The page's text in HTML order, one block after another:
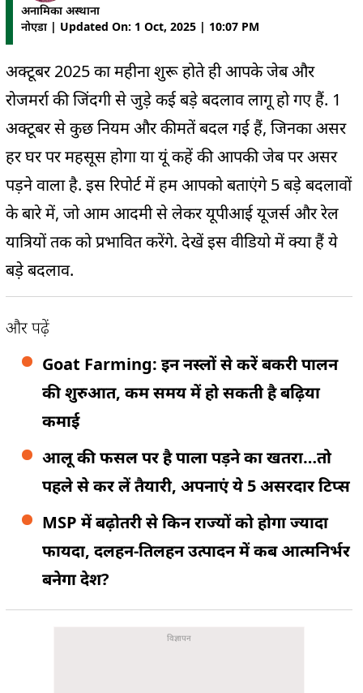
अनामिका अस्थाना
नोएडा | Updated On: 1 Oct, 2025 | 10:07 PM
अक्टूबर 2025 का महीना शुरू होते ही आपके जेब और
रोजमर्रा की जिंदगी से जुड़े कई बड़े बदलाव लागू हो गए हैं. 1
अक्टूबर से कुछ नियम और कीमतें बदल गई हैं, जिनका असर
हर घर पर महसूस होगा या यूं कहें की आपकी जेब पर असर
पड़ने वाला है. इस रिपोर्ट में हम आपको बताएंगे 5 बड़े बदलावों
के बारे में, जो आम आदमी से लेकर यूपीआई यूजर्स और रेल
यात्रियों तक को प्रभावित करेंगे. देखें इस वीडियो में क्या हैं ये
बड़े बदलाव.
और पढ़ें
Goat Farming: इन नस्लों से करें बकरी पालन
की शुरुआत, कम समय में हो सकती है बढ़िया
कमाई
आलू की फसल पर है पाला पड़ने का खतरा…तो
पहले से कर लें तैयारी, अपनाएं ये 5 असरदार टिप्स
MSP में बढ़ोतरी से किन राज्यों को होगा ज्यादा
फायदा, दलहन-तिलहन उत्पादन में कब आत्मनिर्भर
बनेगा देश?